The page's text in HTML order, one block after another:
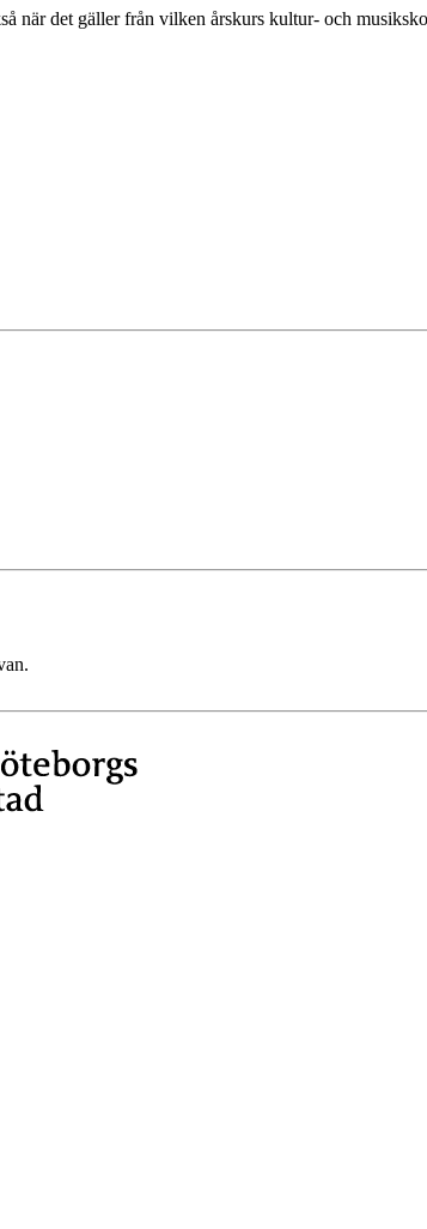
när det gäller från vilken årskurs kultur- och